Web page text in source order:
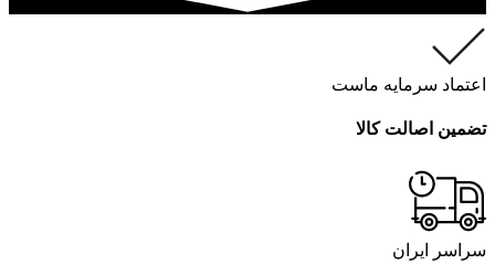
اعتماد سرمایه ماست
تضمین اصالت کالا
سراسر ایران